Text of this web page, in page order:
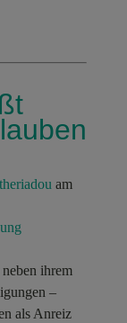
am
ihrem
–
als Anreiz